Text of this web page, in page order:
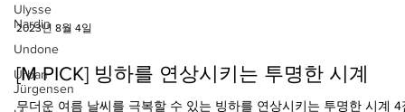
Ulysse
Nardin
Undone
Urban
Jürgensen
2023년 8월 4일